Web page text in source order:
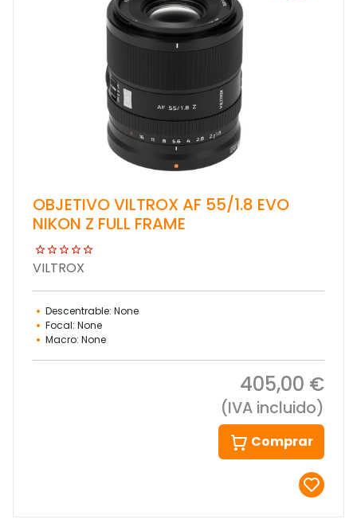
OBJETIVO VILTROX AF 55/1.8 EVO
NIKON Z FULL FRAME
VILTROX
Descentrable: None
Focal: None
Macro: None
405,00 €
(IVA incluido)
Comprar